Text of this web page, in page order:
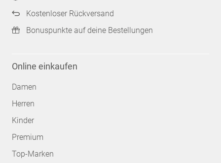
Kostenloser Rückversand
Bonuspunkte auf deine Bestellungen
Online einkaufen
Damen
Herren
Kinder
Premium
Top-Marken